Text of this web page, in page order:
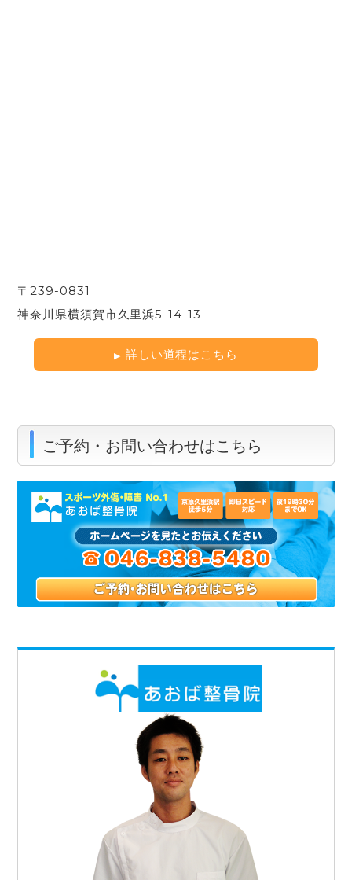
〒239-0831
神奈川県横須賀市久里浜5-14-13
詳しい道程はこちら
ご予約・お問い合わせはこちら